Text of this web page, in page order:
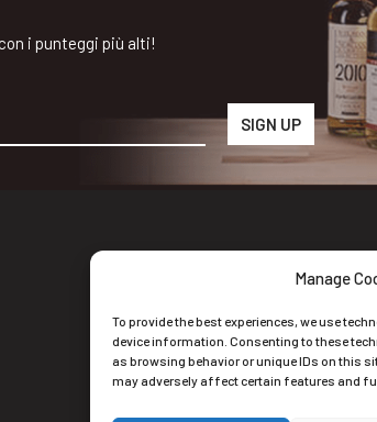
Manage
To provide the best experiences, we use
device information. Consenting to these
as browsing behavior or unique IDs on this
may adversely affect certain features and
i punteggi più alti!
Iscriviti alla nostra newsletter